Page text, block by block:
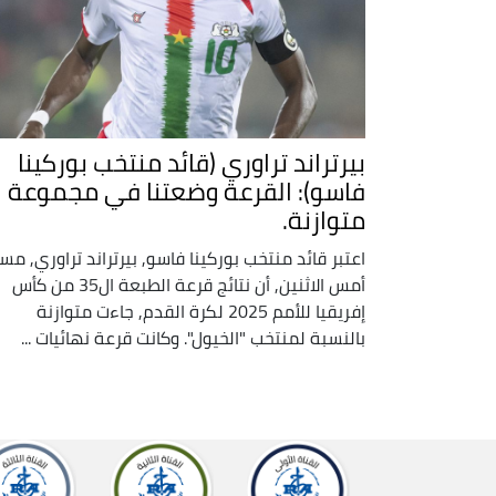
بيرتراند تراوري (قائد منتخب بوركينا
فاسو): القرعة وضعتنا في مجموعة
متوازنة.
اعتبر قائد منتخب بوركينا فاسو, بيرتراند تراوري,
أمس الاثنين, أن نتائج قرعة الطبعة ال35 من كأس
إفريقيا للأمم 2025 لكرة القدم, جاءت متوازنة
بالنسبة لمنتخب "الخيول". وكانت قرعة نهائيات ...